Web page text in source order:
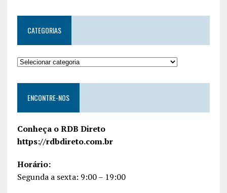
CATEGORIAS
ENCONTRE-NOS
Conheça o RDB Direto
https://rdbdireto.com.br
Horário:
Segunda a sexta: 9:00 – 19:00